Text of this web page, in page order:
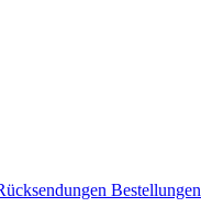
Bestellungen